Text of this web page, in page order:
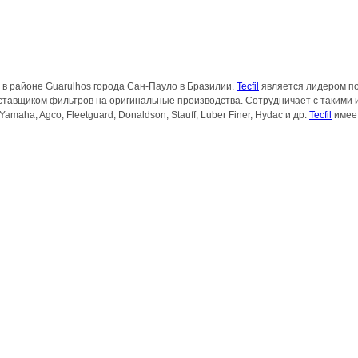
районе Guarulhos города Сан-Пауло в Бразилии. Tecfil является лидером
фильтров на оригинальные производства. Сотрудничает с
Agco, Fleetguard, Donaldson, Stauff, Luber Finer, Hydac и др. Tecfil